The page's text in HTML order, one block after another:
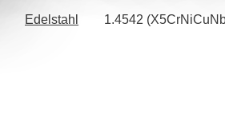
Edelstahl 1.4542